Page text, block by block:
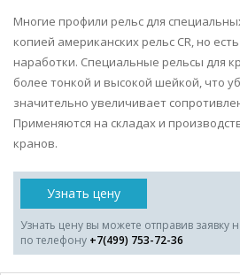
Многие профили рельс для
копией американских рельс CR, но
наработки. Специальные рельсы для
более тонкой и высокой шейкой, что
значительно увеличивает
Применяются на складах и
кранов.
Узнать цену
Узнать цену вы можете отправив заявку
по телефону +7(499) 753-72-36